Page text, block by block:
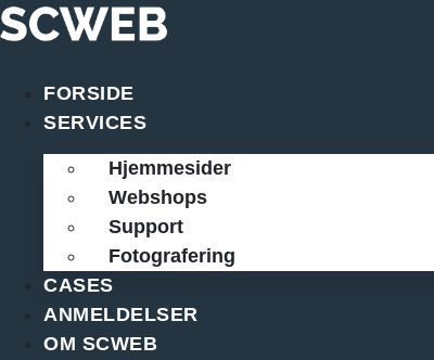
Videre
til
FORSIDE
SERVICES
Hjemmesider
Webshops
Support
Fotografering
CASES
ANMELDELSER
OM SCWEB